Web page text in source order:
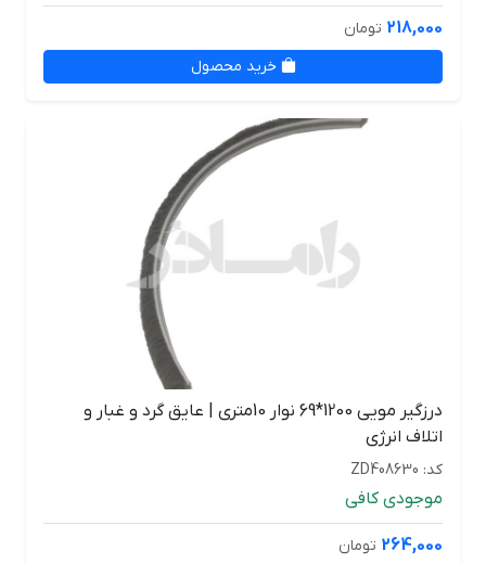
218,000 تومان
خرید محصول
درزگیر مویی 1200*69 نوار 10متری | عایق گرد و غبار و
اتلاف انرژی
کد: ZD408630
موجودی کافی
264,000 تومان